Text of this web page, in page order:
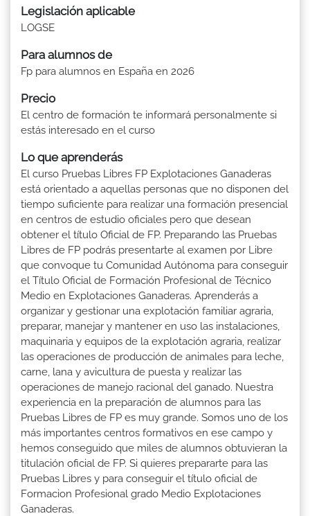
Legislación aplicable
LOGSE
Para alumnos de
Fp para alumnos en España en 2026
Precio
El centro de formación te informará personalmente si
estás interesado en el curso
Lo que aprenderás
El curso Pruebas Libres FP Explotaciones Ganaderas
está orientado a aquellas personas que no disponen del
tiempo suficiente para realizar una formación presencial
en centros de estudio oficiales pero que desean
obtener el título Oficial de FP. Preparando las Pruebas
Libres de FP podrás presentarte al examen por Libre
que convoque tu Comunidad Autónoma para conseguir
el Título Oficial de Formación Profesional de Técnico
Medio en Explotaciones Ganaderas. Aprenderás a
organizar y gestionar una explotación familiar agraria,
preparar, manejar y mantener en uso las instalaciones,
maquinaria y equipos de la explotación agraria, realizar
las operaciones de producción de animales para leche,
carne, lana y avicultura de puesta y realizar las
operaciones de manejo racional del ganado. Nuestra
experiencia en la preparación de alumnos para las
Pruebas Libres de FP es muy grande. Somos uno de los
más importantes centros formativos en ese campo y
hemos conseguido que miles de alumnos obtuvieran la
titulación oficial de FP. Si quieres prepararte para las
Pruebas Libres y para conseguir el título oficial de
Formacion Profesional grado Medio Explotaciones
Ganaderas.